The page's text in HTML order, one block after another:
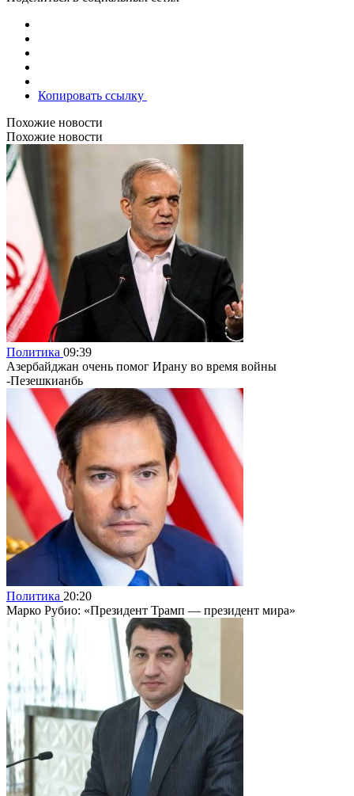
Копировать ссылку
Похожие новости
Похожие новости
Политика 09:39
Азербайджан очень помог Ирану во время войны
-Пезешкианбь
Политика 20:20
Марко Рубио: «Президент Трамп — президент мира»